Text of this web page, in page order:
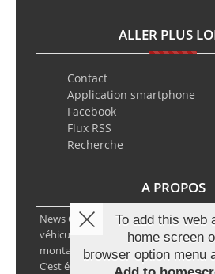
ALLER PLUS
Contact
Application smartphone
Facebook
Flux RSS
Recherche
A PROPOS
News Classic Racing est le portail de
véhicule historique. Que ce soit en
montagne, vous y retrouverez les
C’est également le calendrier des
To add this web
home screen
browser option menu